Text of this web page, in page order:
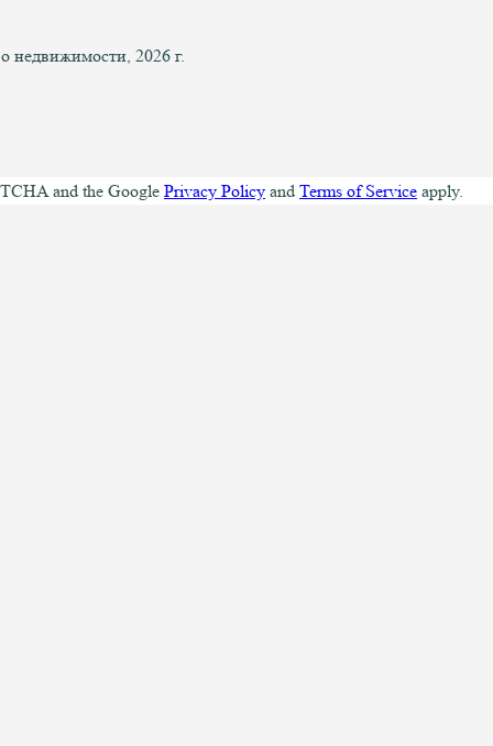
недвижимости, 2026 г.
and the Google Privacy Policy and Terms of Service apply.